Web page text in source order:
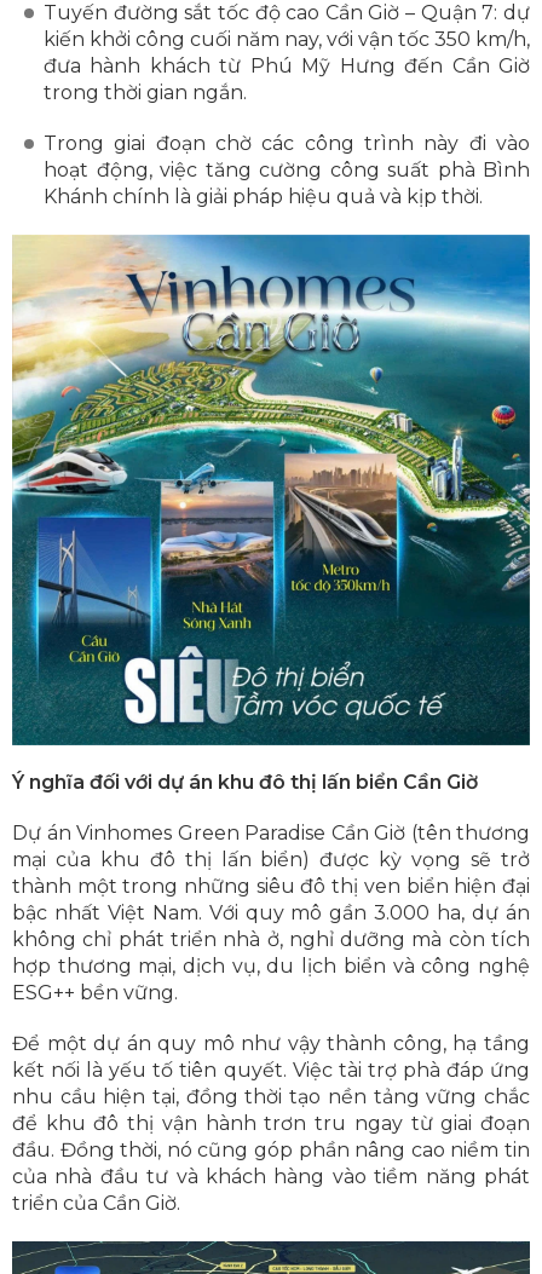
Tuyến đường sắt tốc độ cao Cần Giờ – Quận 7: dự
kiến khởi công cuối năm nay, với vận tốc 350 km/h,
đưa hành khách từ Phú Mỹ Hưng đến Cần Giờ
trong thời gian ngắn.
Trong giai đoạn chờ các công trình này đi vào
hoạt động, việc tăng cường công suất phà Bình
Khánh chính là giải pháp hiệu quả và kịp thời.
Ý nghĩa đối với dự án khu đô thị lấn biển Cần Giờ
Dự án Vinhomes Green Paradise Cần Giờ (tên thương
mại của khu đô thị lấn biển) được kỳ vọng sẽ trở
thành một trong những siêu đô thị ven biển hiện đại
bậc nhất Việt Nam. Với quy mô gần 3.000 ha, dự án
không chỉ phát triển nhà ở, nghỉ dưỡng mà còn tích
hợp thương mại, dịch vụ, du lịch biển và công nghệ
ESG++ bền vững.
Để một dự án quy mô như vậy thành công, hạ tầng
kết nối là yếu tố tiên quyết. Việc tài trợ phà đáp ứng
nhu cầu hiện tại, đồng thời tạo nền tảng vững chắc
để khu đô thị vận hành trơn tru ngay từ giai đoạn
đầu. Đồng thời, nó cũng góp phần nâng cao niềm tin
của nhà đầu tư và khách hàng vào tiềm năng phát
triển của Cần Giờ.